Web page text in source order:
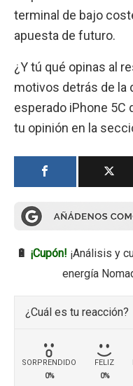
terminal de bajo
apuesta de futuro.
¿Y tú qué opinas al
motivos detrás de la
esperado iPhone 5C
tu opinión en la
🔋 ¡Cupón! ¡Análisis y
energía
¿Cuál es tu reacción?
SORPRENDIDO
0%
FELIZ
0%